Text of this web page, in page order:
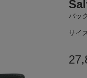
バッ
サイ